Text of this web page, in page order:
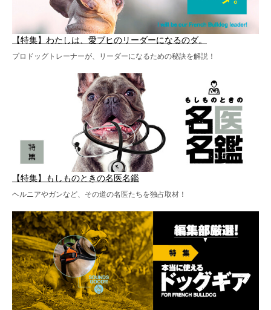
【特集】わたしは、愛ブヒのリーダーになるのダ。
プロドッグトレーナーが、リーダーになるための秘訣を解説！
【特集】もしものときの名医名鑑
ヘルニアやガンなど、その道の名医たちを独占取材！